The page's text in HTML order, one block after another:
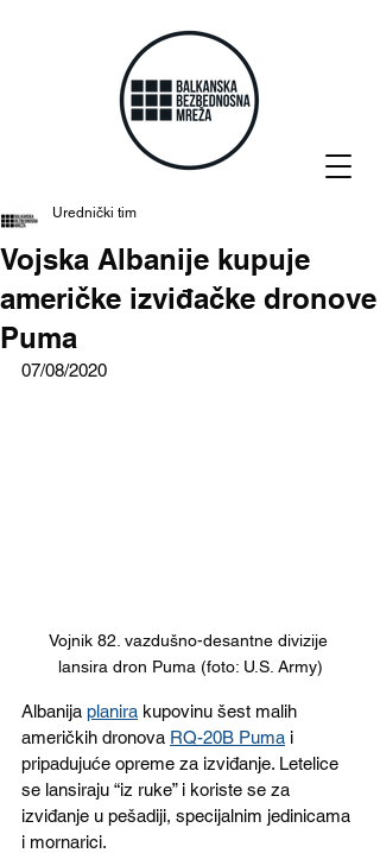
Vojska Albanije kupuje
američke izviđačke dronove
Puma
Urednički tim
07/08/2020
Vojnik 82. vazdušno-desantne divizije
lansira dron Puma (foto: U.S. Army)
Albanija planira kupovinu šest malih
američkih dronova RQ-20B Puma i
pripadujuće opreme za izviđanje. Letelice
se lansiraju “iz ruke” i koriste se za
izviđanje u pešadiji, specijalnim jedinicama
i mornarici.